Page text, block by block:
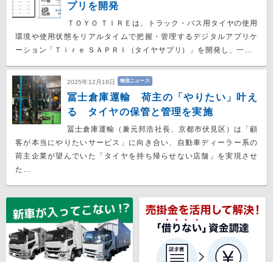
プリを開発
ＴＯＹＯ ＴＩＲＥは、トラック・バス用タイヤの使用
環境や使用状態をリアルタイムで把握・管理するデジタルアプリケ
ーション「Ｔｉｒｅ ＳＡＰＲＩ（タイヤサプリ）」を開発し、一…
2025年12月18日 物流ニュース
冨士倉庫運輸 荷主の「やりたい」叶え
る タイヤの保管と管理を実施
冨士倉庫運輸（兼元邦浩社長、京都市伏見区）は「顧
客が本当にやりたいサービス」に向き合い、自動車ディーラー系の
荷主企業が望んでいた「タイヤを持ち帰らせない店舗」を実現させ
た…